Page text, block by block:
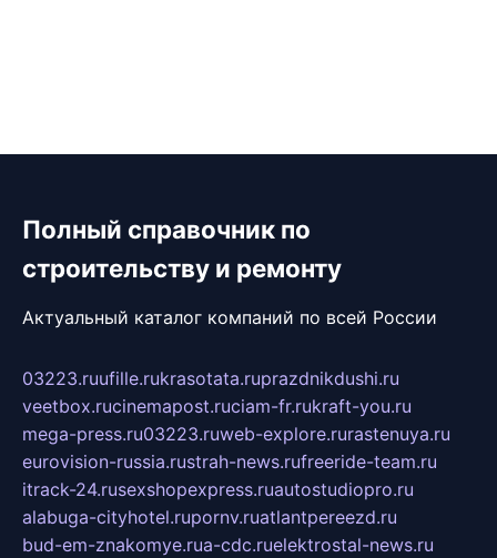
Полный справочник по
строительству и ремонту
Актуальный каталог компаний по всей России
03223.ruufille.rukrasotata.ruprazdnikdushi.ru
veetbox.rucinemapost.ruciam-fr.rukraft-you.ru
mega-press.ru03223.ruweb-explore.rurastenuya.ru
eurovision-russia.rustrah-news.rufreeride-team.ru
itrack-24.rusexshopexpress.ruautostudiopro.ru
alabuga-cityhotel.rupornv.ruatlantpereezd.ru
bud-em-znakomye.rua-cdc.ruelektrostal-news.ru